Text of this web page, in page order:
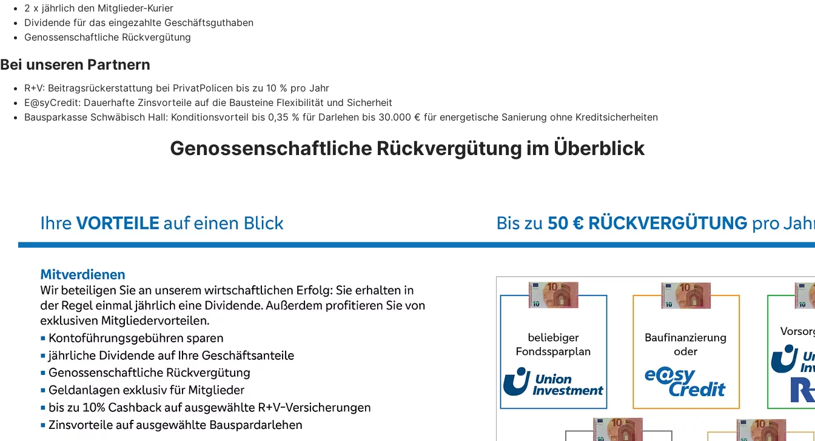
2 x jährlich den Mitglieder-Kurier
Dividende für das eingezahlte Geschäftsguthaben
Genossenschaftliche Rückvergütung
Bei unseren Partnern
R+V: Beitragsrückerstattung bei PrivatPolicen bis zu 10 % pro Jahr
E@syCredit: Dauerhafte Zinsvorteile auf die Bausteine Flexibilität und Sicherheit
Bausparkasse Schwäbisch Hall: Konditionsvorteil bis 0,35 % für Darlehen bis 30.000 € für energetische Sanierung ohne Kreditsicherheiten
Genossenschaftliche Rückvergütung im Überblick